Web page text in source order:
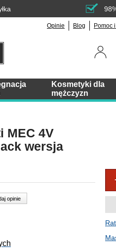
Opinie Blog Pomoc
Kosmetyki dla
mężczyzn
MEC 4V
wersja
opinie